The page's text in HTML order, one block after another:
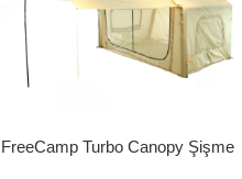
FreeCamp Turbo Canopy Şişme